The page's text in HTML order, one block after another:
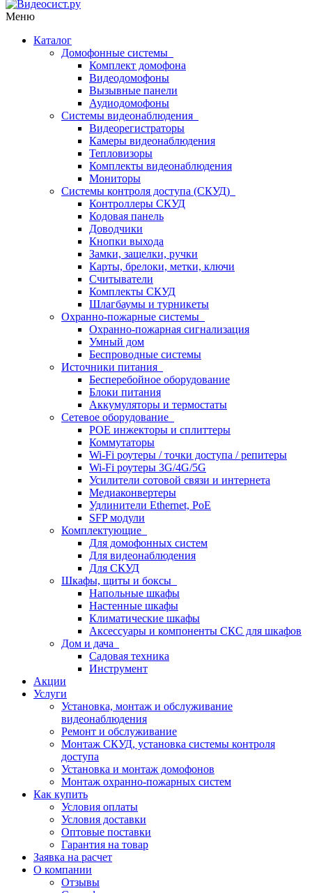
Меню
Каталог
Домофонные системы
Комплект домофона
Видеодомофоны
Вызывные панели
Аудиодомофоны
Системы видеонаблюдения
Видеорегистраторы
Камеры видеонаблюдения
Тепловизоры
Комплекты видеонаблюдения
Мониторы
Системы контроля доступа (СКУД)
Контроллеры СКУД
Кодовая панель
Доводчики
Кнопки выхода
Замки, защелки, ручки
Карты, брелоки, метки, ключи
Считыватели
Комплекты СКУД
Шлагбаумы и турникеты
Охранно-пожарные системы
Охранно-пожарная сигнализация
Умный дом
Беспроводные системы
Источники питания
Бесперебойное оборудование
Блоки питания
Аккумуляторы и термостаты
Сетевое оборудование
POE инжекторы и сплиттеры
Коммутаторы
Wi-Fi роутеры / точки доступа / репитеры
Wi-Fi роутеры 3G/4G/5G
Усилители сотовой связи и интернета
Медиаконвертеры
Удлинители Ethernet, PoE
SFP модули
Комплектующие
Для домофонных систем
Для видеонаблюдения
Для СКУД
Шкафы, щиты и боксы
Напольные шкафы
Настенные шкафы
Климатические шкафы
Аксессуары и компоненты СКС для шкафов
Дом и дача
Садовая техника
Инструмент
Акции
Услуги
Установка, монтаж и обслуживание
видеонаблюдения
Ремонт и обслуживание
Монтаж СКУД, установка системы контроля
доступа
Установка и монтаж домофонов
Монтаж охранно-пожарных систем
Как купить
Условия оплаты
Условия доставки
Оптовые поставки
Гарантия на товар
Заявка на расчет
О компании
Отзывы